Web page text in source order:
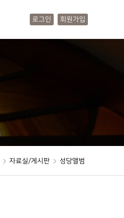
로그인 회원가입
자료실/게시판 성당앨범